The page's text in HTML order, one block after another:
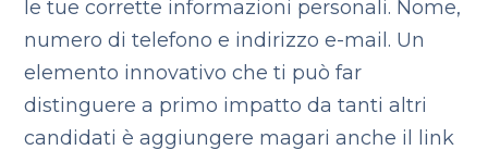
le tue corrette informazioni personali. Nome,
numero di telefono e indirizzo e-mail. Un
elemento innovativo che ti può far
distinguere a primo impatto da tanti altri
candidati è aggiungere magari anche il link